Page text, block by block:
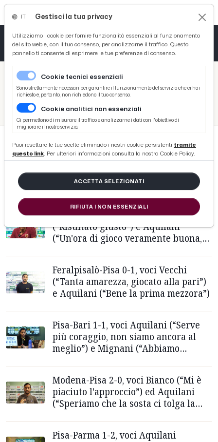
/ Picenotime
/ #alberto-aquilani
#ALBERTO-AQUILANI
31 ARTICOLI
Reggiana-Pisa 0-0, voci Nesta
(“Risultato giusto”) e Aquilani
(“Un'ora di gioco veramente buona,
Feralpisalò-Pisa 0-1, voci Vecchi
(“Tanta amarezza, giocato alla pari”)
e Aquilani (“Bene la prima mezzora”)
Pisa-Bari 1-1, voci Aquilani (“Serve
più coraggio, non siamo ancora al
meglio”) e Mignani (“Abbiamo
Modena-Pisa 2-0, voci Bianco (“Mi è
piaciuto l'approccio”) ed Aquilani
(“Speriamo che la sosta ci tolga la
Pisa-Parma 1-2, voci Aquilani
Gestisci la tua privacy
Utilizziamo i cookie per fornire funzionalità essenziali al funzionamento
del sito web e, con il tuo consenso, per analizzarne il traffico. Questo
pannello ti consente di esprimere le tue preferenze di consenso.
Cookie tecnici essenziali
Sono strettamente necessari per garantire il funzionamento del servizio che ci hai
richiesto e, pertanto, non richiedono il tuo consenso.
Cookie analitici non essenziali
Ci permettono di misurare il traffico e analizzarne i dati con l'obiettivo di
migliorare il nostro servizio.
Puoi resettare le tue scelte eliminado i nostri cookie persistenti tramite
questo link. Per ulteriori informazioni consulta la nostra Cookie Policy.
ACCETTA SELEZIONATI
RIFIUTA I NON ESSENZIALI
Tutto News
Tutto Sport
Basket
Ciclismo
Tutto Curiosità